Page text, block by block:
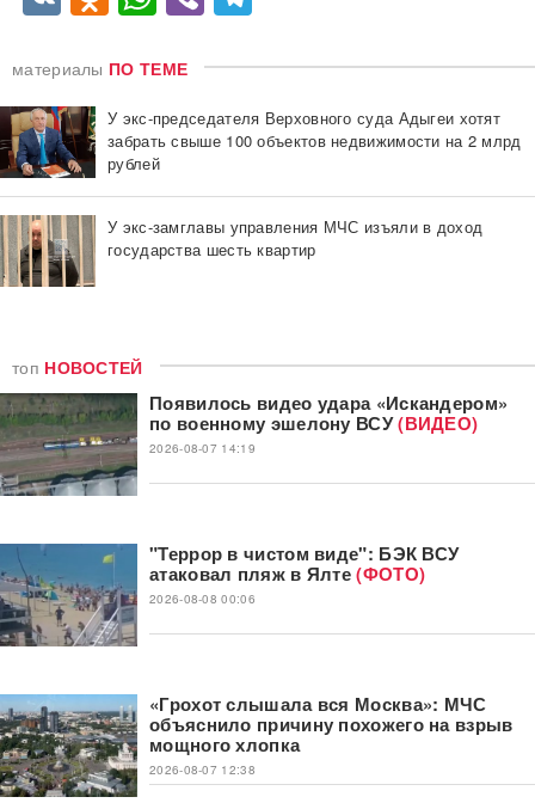
материалы ПО ТЕМЕ
У экс-председателя Верховного суда Адыгеи хотят
забрать свыше 100 объектов недвижимости на 2 млрд
рублей
У экс-замглавы управления МЧС изъяли в доход
государства шесть квартир
топ НОВОСТЕЙ
Появилось видео удара «Искандером»
по военному эшелону ВСУ(ВИДЕО)
2026-08-07 14:19
"Террор в чистом виде": БЭК ВСУ
атаковал пляж в Ялте(ФОТО)
2026-08-08 00:06
«Грохот слышала вся Москва»: МЧС
объяснило причину похожего на взрыв
мощного хлопка
2026-08-07 12:38